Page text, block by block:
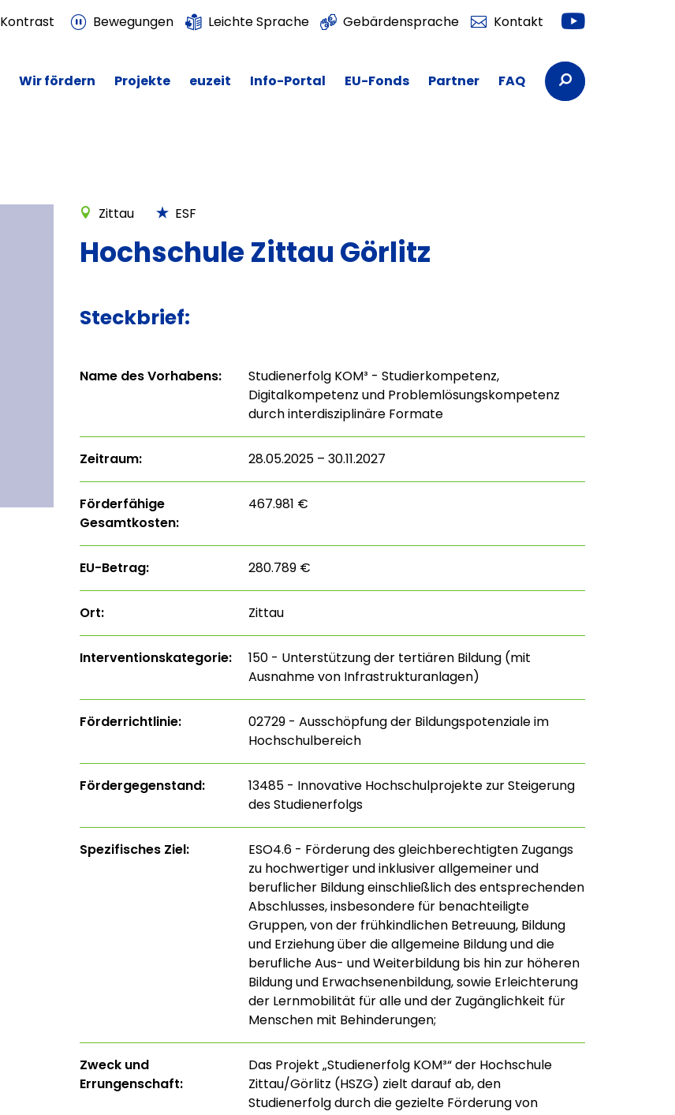
Kontrast Bewegungen Leichte Sprache Gebärdensprache Kontakt Youtube
Wir fördern Projekte euzeit Info-Portal EU-Fonds Partner FAQ Suchbegriffe
Zittau ESF
Hochschule Zittau Görlitz
Steckbrief:
Name des Vorhabens:
Studienerfolg KOM³ - Studierkompetenz,
Digitalkompetenz und Problemlösungskompetenz
durch interdisziplinäre Formate
Zeitraum: 28.05.2025 – 30.11.2027
Förderfähige
Gesamtkosten:
467.981 €
EU-Betrag: 280.789 €
Ort: Zittau
Interventions­kategorie:
150 - Unterstützung der tertiären Bildung (mit
Ausnahme von Infrastrukturanlagen)
Förderrichtlinie:
02729 - Ausschöpfung der Bildungspotenziale im
Hochschulbereich
Fördergegenstand:
13485 - Innovative Hochschulprojekte zur Steigerung
des Studienerfolgs
Spezifisches Ziel:
ESO4.6 - Förderung des gleichberechtigten Zugangs
zu hochwertiger und inklusiver allgemeiner und
beruflicher Bildung einschließlich des entsprechenden
Abschlusses, insbesondere für benachteiligte
Gruppen, von der frühkindlichen Betreuung, Bildung
und Erziehung über die allgemeine Bildung und die
berufliche Aus- und Weiterbildung bis hin zur höheren
Bildung und Erwachsenenbildung, sowie Erleichterung
der Lernmobilität für alle und der Zugänglichkeit für
Menschen mit Behinderungen;
Zweck und
Errungenschaft:
Das Projekt „Studienerfolg KOM³“ der Hochschule
Zittau/Görlitz (HSZG) zielt darauf ab, den
Studienerfolg durch die gezielte Förderung von